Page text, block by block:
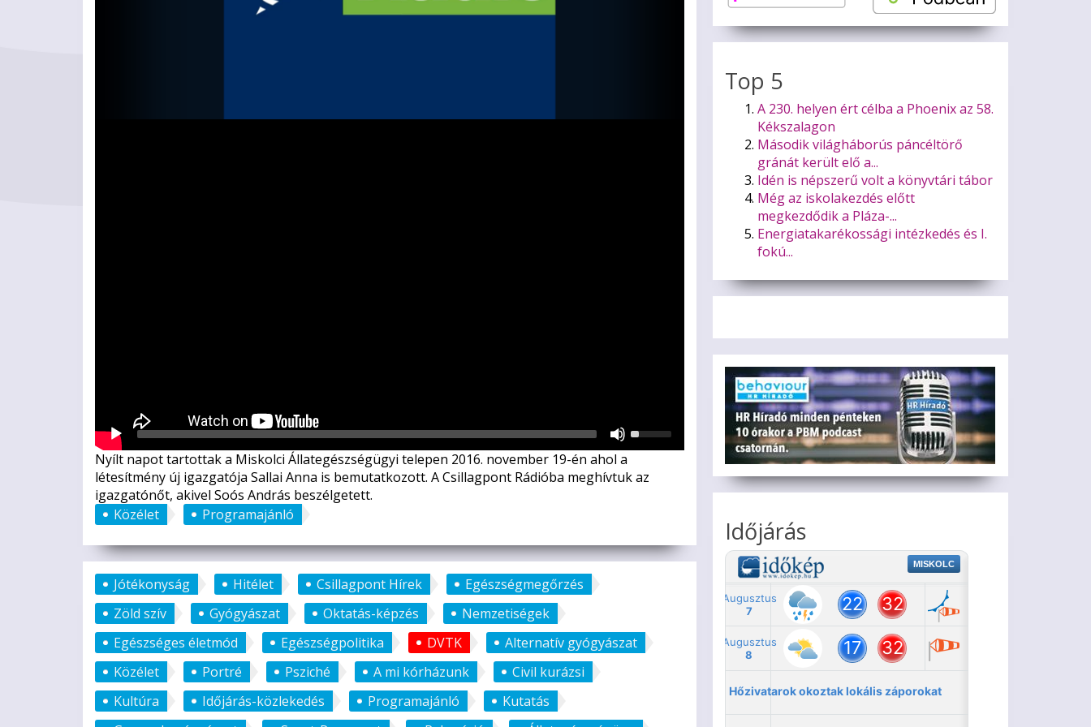
nyíl
növeléséhez
Nyílt napot tartottak a Miskolci Állategészségügyi telepen 2016. november 19-én ahol a
létesítmény új igazgatója Sallai Anna is bemutatkozott. A Csillagpont Rádióba meghívtuk az
igazgatónőt, akivel Soós András beszélgetett.
Közélet
Programajánló
Jótékonyság Hitélet Csillagpont Hírek
Egészségmegőrzés
Zöld szív
Gyógyászat Oktatás-képzés
Nemzetiségek
Egészséges életmód
Egészségpolitika DVTK
Alternatív gyógyászat
Közélet
Portré Psziché A mi kórházunk
Civil kurázsi
Kultúra
Időjárás-közlekedés Programajánló
Kutatás
Top 5
A 230. helyen ért célba a Phoenix az 58.
Kékszalagon
Második világháborús páncéltörő
gránát került elő a...
Idén is népszerű volt a könyvtári tábor
Még az iskolakezdés előtt
megkezdődik a Pláza-...
Energiatakarékossági intézkedés és I.
fokú...
Időjárás